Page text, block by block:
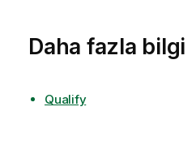
Daha fazla bilgi
Qualify